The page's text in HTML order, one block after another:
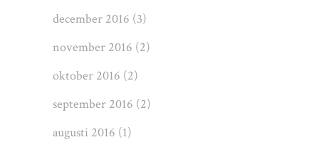
december 2016 (3)
november 2016 (2)
oktober 2016 (2)
september 2016 (2)
augusti 2016 (1)